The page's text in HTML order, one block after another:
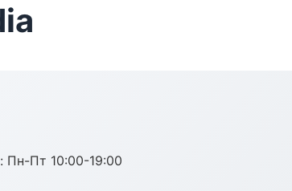
Пн-Пт 10:00-19:00